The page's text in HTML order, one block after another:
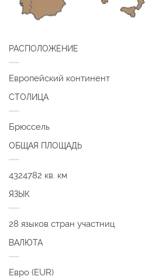
РАСПОЛОЖЕНИЕ
Европейский континент
СТОЛИЦА
Брюссель
ОБЩАЯ ПЛОЩАДЬ
4324782 кв. км
ЯЗЫК
28 языков стран участниц
ВАЛЮТА
Евро (EUR)